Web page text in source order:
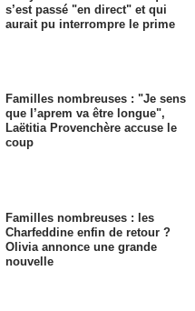
s’est passé "en direct" et qui
aurait pu interrompre le prime
Familles nombreuses : "Je sens
que l’aprem va être longue",
Laëtitia Provenchère accuse le
coup
Familles nombreuses : les
Charfeddine enfin de retour ?
Olivia annonce une grande
nouvelle